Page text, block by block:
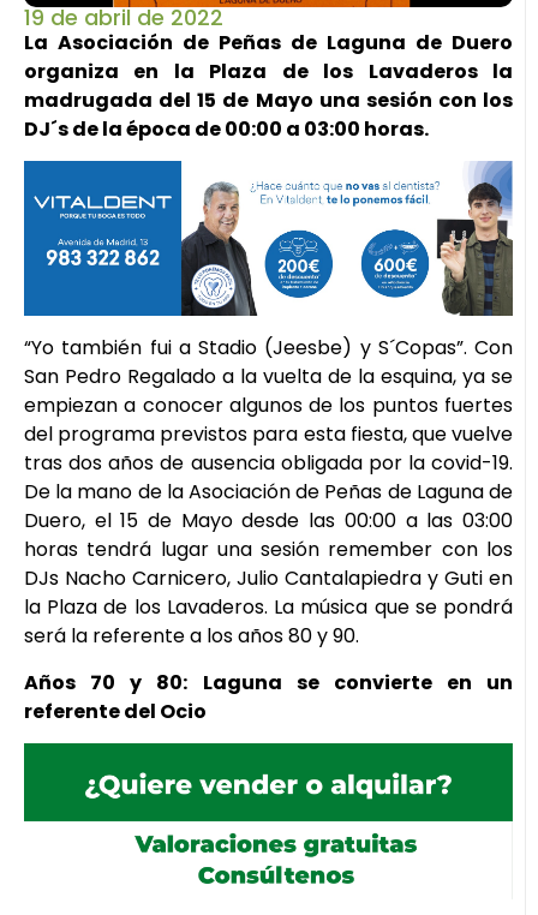
19 de abril de 2022
La Asociación de Peñas de Laguna de Duero
organiza en la Plaza de los Lavaderos la
madrugada del 15 de Mayo una sesión con los
DJ´s de la época de 00:00 a 03:00 horas.
“Yo también fui a Stadio (Jeesbe) y S´Copas”. Con
San Pedro Regalado a la vuelta de la esquina, ya se
empiezan a conocer algunos de los puntos fuertes
del programa previstos para esta fiesta, que vuelve
tras dos años de ausencia obligada por la covid-19.
De la mano de la Asociación de Peñas de Laguna de
Duero, el 15 de Mayo desde las 00:00 a las 03:00
horas tendrá lugar una sesión remember con los
DJs Nacho Carnicero, Julio Cantalapiedra y Guti en
la Plaza de los Lavaderos. La música que se pondrá
será la referente a los años 80 y 90.
Años 70 y 80: Laguna se convierte en un
referente del Ocio